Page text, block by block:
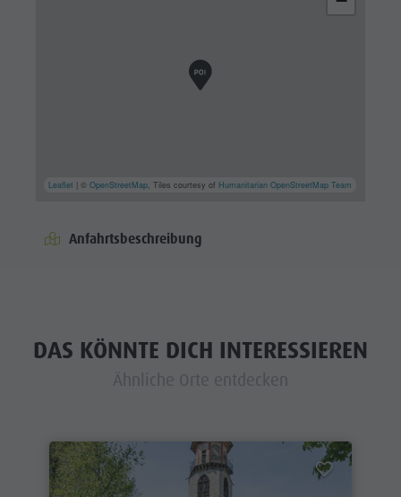
Leaflet | ©OpenStreetMap, Tiles courtesy of Humanitarian OpenStreetMap Team
Anfahrtsbeschreibung
DAS KÖNNTE DICH INTERESSIEREN
Ähnliche Orte entdecken